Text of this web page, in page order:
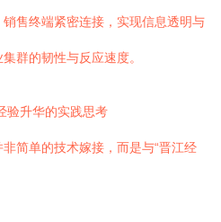
售终端紧密连接，实现信息透明与
群的韧性与反应速度。
验升华的实践思考
简单的技术嫁接，而是与“晋江经